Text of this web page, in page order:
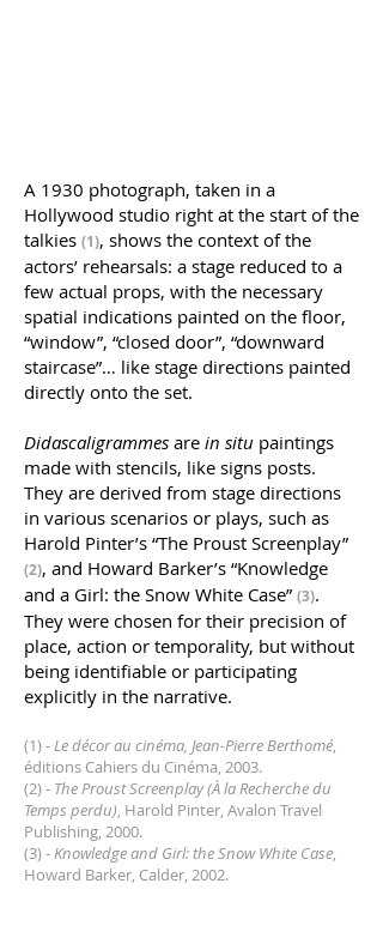
A 1930 photograph, taken in a
Hollywood studio right at the start of the
talkies (1), shows the context of the
actors’ rehearsals: a stage reduced to a
few actual props, with the necessary
spatial indications painted on the floor,
“window”, “closed door”, “downward
staircase”… like stage directions painted
directly onto the set.
Didascaligrammes are in situ paintings
made with stencils, like signs posts.
They are derived from stage directions
in various scenarios or plays, such as
Harold Pinter’s “The Proust Screenplay”
(2), and Howard Barker’s “Knowledge
and a Girl: the Snow White Case” (3).
They were chosen for their precision of
place, action or temporality, but without
being identifiable or participating
explicitly in the narrative.
(1) -Le décor au cinéma, Jean-Pierre Berthomé,
éditions Cahiers du Cinéma, 2003.
(2) - The Proust Screenplay (À la Recherche du
Temps perdu), Harold Pinter, Avalon Travel
Publishing, 2000.
(3) -Knowledge and Girl: the Snow White Case,
Howard Barker, Calder, 2002.